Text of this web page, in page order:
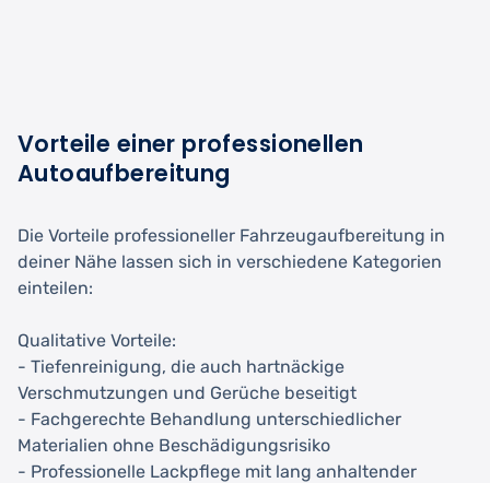
Vorteile einer professionellen
Autoaufbereitung
Die Vorteile professioneller Fahrzeugaufbereitung in
deiner Nähe lassen sich in verschiedene Kategorien
einteilen:
Qualitative Vorteile:
- Tiefenreinigung, die auch hartnäckige
Verschmutzungen und Gerüche beseitigt
- Fachgerechte Behandlung unterschiedlicher
Materialien ohne Beschädigungsrisiko
- Professionelle Lackpflege mit lang anhaltender